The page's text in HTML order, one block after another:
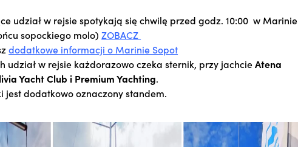
udział w rejsie spotykają się chwilę przed godz. 10:00 w Marinie
sopockiego molo)ZOBACZ
dodatkowe informacji o Marinie Sopot
udział w rejsie każdorazowo czeka sternik, przy jachcieAtena
Yacht Club i Premium Yachting.
jest dodatkowo oznaczony standem.